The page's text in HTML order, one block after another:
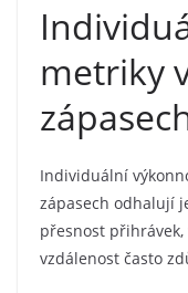
metriky
Individuální
zápasech odhalují
přesnost
vzdálenost často